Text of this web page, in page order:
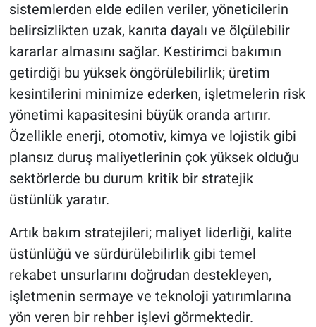
sistemlerden elde edilen veriler, yöneticilerin
belirsizlikten uzak, kanıta dayalı ve ölçülebilir
kararlar almasını sağlar. Kestirimci bakımın
getirdiği bu yüksek öngörülebilirlik; üretim
kesintilerini minimize ederken, işletmelerin risk
yönetimi kapasitesini büyük oranda artırır.
Özellikle enerji, otomotiv, kimya ve lojistik gibi
plansız duruş maliyetlerinin çok yüksek olduğu
sektörlerde bu durum kritik bir stratejik
üstünlük yaratır.
Artık bakım stratejileri; maliyet liderliği, kalite
üstünlüğü ve sürdürülebilirlik gibi temel
rekabet unsurlarını doğrudan destekleyen,
işletmenin sermaye ve teknoloji yatırımlarına
yön veren bir rehber işlevi görmektedir.